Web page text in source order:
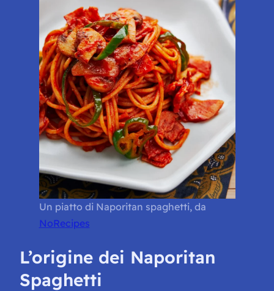
Un piatto di Naporitan spaghetti, da
NoRecipes
L’origine dei Naporitan
Spaghetti